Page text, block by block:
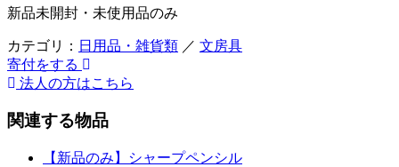
新品未開封・未使用品のみ
カテゴリ： 日用品・雑貨類 ／ 文房具
寄付をする
法人の方はこちら
関連する物品
【新品のみ】シャープペンシル